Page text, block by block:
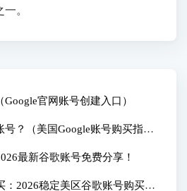
。
官网账号创建入口）
号？（美国Google账号购买指
最新谷歌账号免费分享！
：2026稳定美区谷歌账号购买推